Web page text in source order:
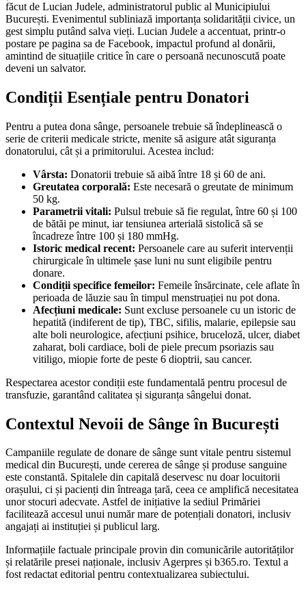
făcut de Lucian Judele, administratorul public al Municipiului
București. Evenimentul subliniază importanța solidarității civice, un
gest simplu putând salva vieți. Lucian Judele a accentuat, printr-o
postare pe pagina sa de Facebook, impactul profund al donării,
amintind de situațiile critice în care o persoană necunoscută poate
deveni un salvator.
Condiții Esențiale pentru Donatori
Pentru a putea dona sânge, persoanele trebuie să îndeplinească o
serie de criterii medicale stricte, menite să asigure atât siguranța
donatorului, cât și a primitorului. Acestea includ:
Vârsta: Donatorii trebuie să aibă între 18 și 60 de ani.
Greutatea corporală: Este necesară o greutate de minimum
50 kg.
Parametrii vitali: Pulsul trebuie să fie regulat, între 60 și 100
de bătăi pe minut, iar tensiunea arterială sistolică să se
încadreze între 100 și 180 mmHg.
Istoric medical recent: Persoanele care au suferit intervenții
chirurgicale în ultimele șase luni nu sunt eligibile pentru
donare.
Condiții specifice femeilor: Femeile însărcinate, cele aflate în
perioada de lăuzie sau în timpul menstruației nu pot dona.
Afecțiuni medicale: Sunt excluse persoanele cu un istoric de
hepatită (indiferent de tip), TBC, sifilis, malarie, epilepsie sau
alte boli neurologice, afecțiuni psihice, bruceloză, ulcer, diabet
zaharat, boli cardiace, boli de piele precum psoriazis sau
vitiligo, miopie forte de peste 6 dioptrii, sau cancer.
Respectarea acestor condiții este fundamentală pentru procesul de
transfuzie, garantând calitatea și siguranța sângelui donat.
Contextul Nevoii de Sânge în București
Campaniile regulate de donare de sânge sunt vitale pentru sistemul
medical din București, unde cererea de sânge și produse sanguine
este constantă. Spitalele din capitală deservesc nu doar locuitorii
orașului, ci și pacienți din întreaga țară, ceea ce amplifică necesitatea
unor stocuri adecvate. Astfel de inițiative la sediul Primăriei
facilitează accesul unui număr mare de potențiali donatori, inclusiv
angajați ai instituției și publicul larg.
Informațiile factuale principale provin din comunicările autorităților
și relatările presei naționale, inclusiv Agerpres și b365.ro. Textul a
fost redactat editorial pentru contextualizarea subiectului.